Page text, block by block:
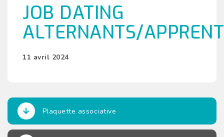
JOB DATING
ALTERNANTS/
11 avril 2024
Plaquette associative